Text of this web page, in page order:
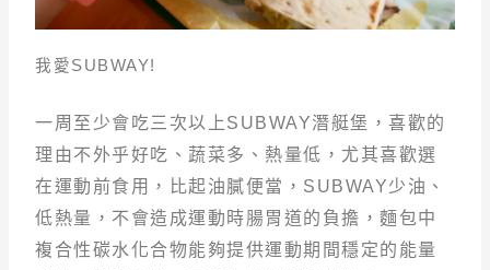
我愛SUBWAY!
一周至少會吃三次以上SUBWAY潛艇堡，喜歡的
理由不外乎好吃、蔬菜多、熱量低，尤其喜歡選
在運動前食用，比起油膩便當，SUBWAY少油、
低熱量，不會造成運動時腸胃道的負擔，麵包中
複合性碳水化合物能夠提供運動期間穩定的能量